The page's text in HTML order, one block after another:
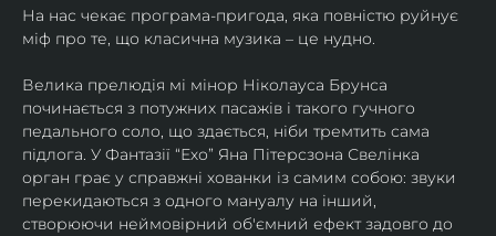
На нас чекає програма-пригода, яка повністю руйнує
міф про те, що класична музика – це нудно.
Велика прелюдія мі мінор Ніколауса Брунса
починається з потужних пасажів і такого гучного
педального соло, що здається, ніби тремтить сама
підлога. У Фантазії “Ехо” Яна Пітерсзона Свелінка
орган грає у справжні хованки із самим собою: звуки
перекидаються з одного мануалу на інший,
створюючи неймовірний об'ємний ефект задовго до